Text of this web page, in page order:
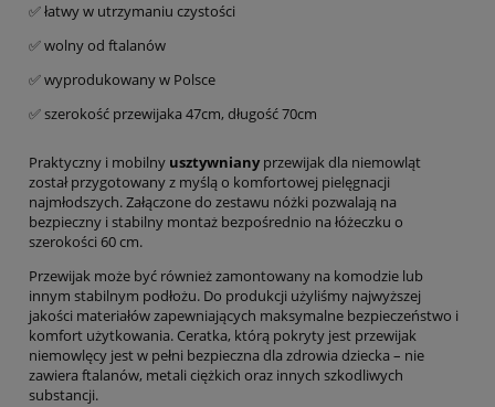
✅ łatwy w utrzymaniu czystości
✅ wolny od ftalanów
✅ wyprodukowany w Polsce
✅ szerokość przewijaka 47cm, długość 70cm
Praktyczny i mobilny usztywnianyprzewijak dla niemowląt
został przygotowany z myślą o komfortowej pielęgnacji
najmłodszych. Załączone do zestawu nóżki pozwalają na
bezpieczny i stabilny montaż bezpośrednio na łóżeczku o
szerokości 60 cm.
Przewijak może być również zamontowany na komodzie lub
innym stabilnym podłożu. Do produkcji użyliśmy najwyższej
jakości materiałów zapewniających maksymalne bezpieczeństwo i
komfort użytkowania. Ceratka, którą pokryty jest przewijak
niemowlęcy jest w pełni bezpieczna dla zdrowia dziecka – nie
zawiera ftalanów, metali ciężkich oraz innych szkodliwych
substancji.